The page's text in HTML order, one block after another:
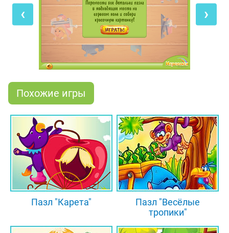
на вопросик в верхней части экрана, а потом
собирать пазл по памяти. В любом случае, когда
все кусочки пазла встанут на свои места, ты
увидишь яркий и красочный рисунок!
‹ ›
Похожие игры
Пазл "Карета"
Пазл "Весёлые
тропики"